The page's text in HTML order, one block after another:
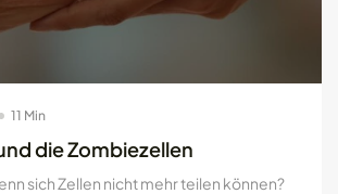
11 Min
die Zombiezellen
sich Zellen nicht mehr teilen können?